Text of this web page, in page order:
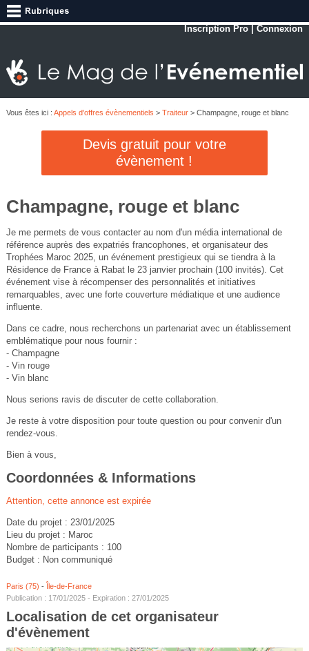
Inscription Pro |Connexion
Vous êtes ici : Appels d'offres évènementiels > Traiteur> Champagne, rouge et blanc
Devis gratuit pour votre
évènement !
Champagne, rouge et blanc
Je me permets de vous contacter au nom d'un média international de
référence auprès des expatriés francophones, et organisateur des
Trophées Maroc 2025, un événement prestigieux qui se tiendra à la
Résidence de France à Rabat le 23 janvier prochain (100 invités). Cet
événement vise à récompenser des personnalités et initiatives
remarquables, avec une forte couverture médiatique et une audience
influente.
Dans ce cadre, nous recherchons un partenariat avec un établissement
emblématique pour nous fournir :
- Champagne
- Vin rouge
- Vin blanc
Nous serions ravis de discuter de cette collaboration.
Je reste à votre disposition pour toute question ou pour convenir d'un
rendez-vous.
Bien à vous,
Coordonnées & Informations
Attention, cette annonce est expirée
Date du projet : 23/01/2025
Lieu du projet : Maroc
Nombre de participants : 100
Budget : Non communiqué
Paris (75) - Île-de-France
Publication : 17/01/2025 - Expiration : 27/01/2025
Localisation de cet organisateur
d'évènement